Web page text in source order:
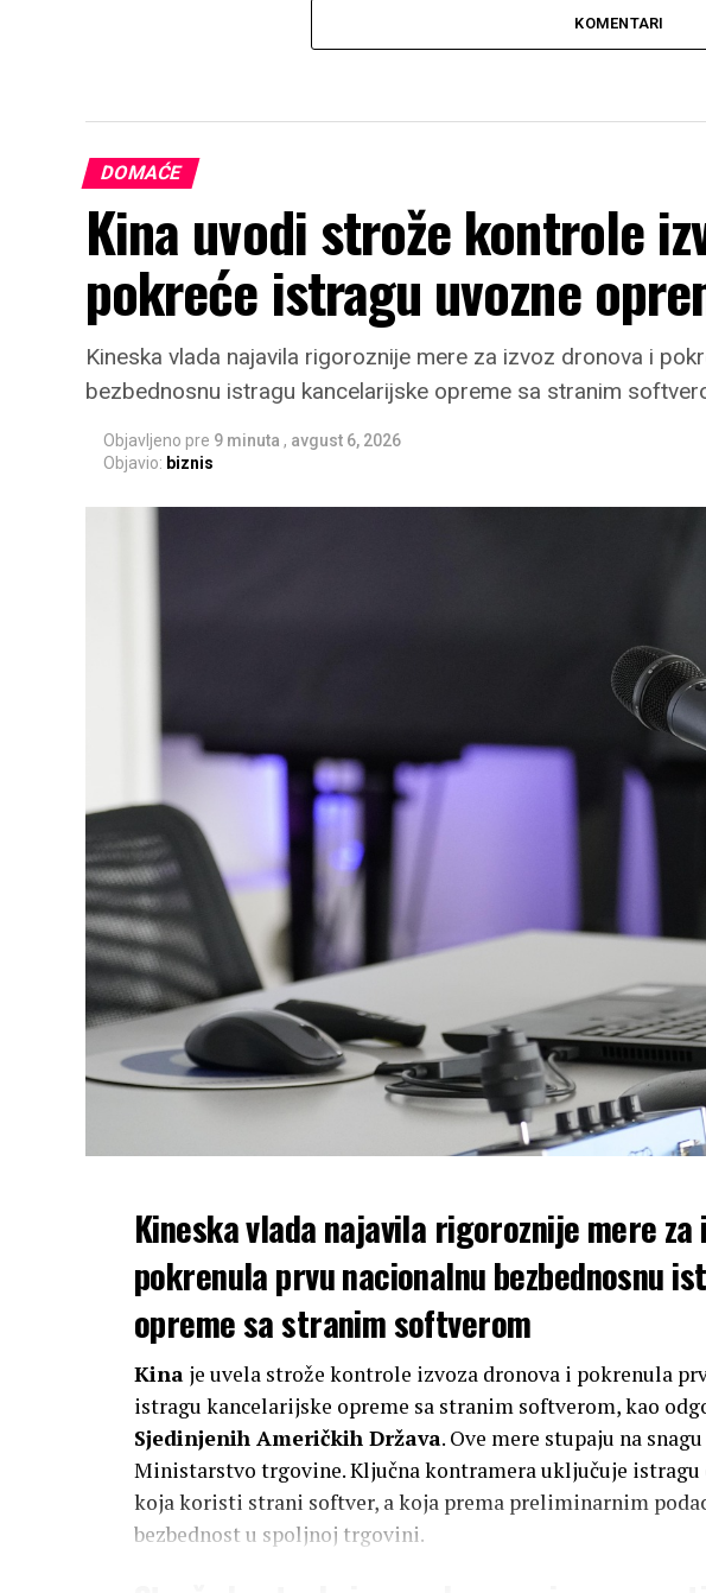
KOMENTARI
DOMAĆE
Kina uvodi strože kontrole
pokreće istragu uvozne
Kineska vlada najavila rigoroznije mere za izvoz dronova i
bezbednosnu istragu kancelarijske opreme sa stranim
Objavljeno pre 9 minuta , avgust 6, 2026
Objavio: biznis
Kineska vlada najavila rigoroznije mere za
pokrenula prvu nacionalnu bezbednosnu
opreme sa stranim softverom
Kina je uvela strože kontrole izvoza dronova i pokrenula
istragu kancelarijske opreme sa stranim softverom, kao
Sjedinjenih Američkih Država. Ove mere stupaju na
Ministarstvo trgovine. Ključna kontramera uključuje
koja koristi strani softver, a koja prema preliminarnim
bezbednost u spoljnoj trgovini.